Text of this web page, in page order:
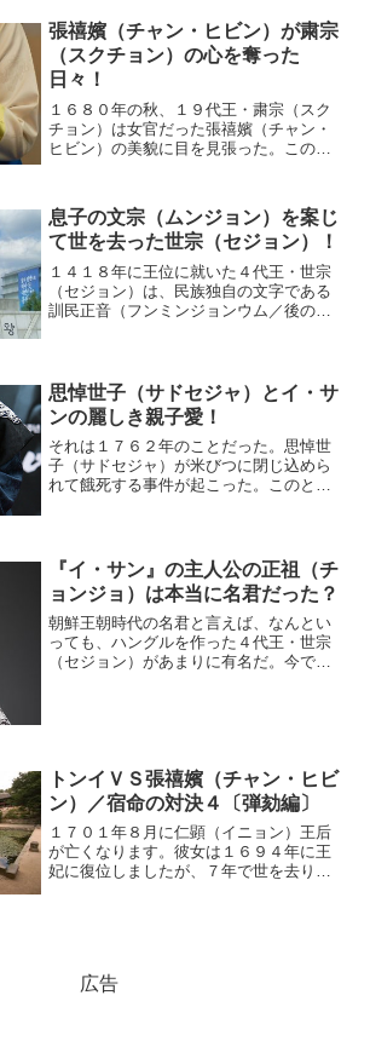
張禧嬪（チャン・ヒビン）が粛宗
（スクチョン）の心を奪った
日々！
１６８０年の秋、１９代王・粛宗（スク
チョン）は女官だった張禧嬪（チャン・
ヒビン）の美貌に目を見張った。この年
の心はすでに張禧嬪しか見えていなかっ
た。そのとき、粛宗が１９...
息子の文宗（ムンジョン）を案じ
て世を去った世宗（セジョン）！
１４１８年に王位に就いた４代王・世宗
（セジョン）は、民族独自の文字である
訓民正音（フンミンジョンウム／後のハ
思悼世子（サドセジャ）とイ・サ
ンの麗しき親子愛！
それは１７６２年のことだった。思悼世
子（サドセジャ）が米びつに閉じ込めら
れて餓死する事件が起こった。このと
か時代劇『イ・サン』の第１...
『イ・サン』の主人公の正祖（チ
ョンジョ）は本当に名君だった？
朝鮮王朝時代の名君と言えば、なんとい
っても、ハングルを作った４代王・世宗
（セジョン）があまりに有名だ。今でも
トンイＶＳ張禧嬪（チャン・ヒビ
ン）／宿命の対決４〔弾劾編〕
１７０１年８月に仁顕（イニョン）王后
が亡くなります。彼女は１６９４年に王
妃に復位しましたが、７年で世を去りま
広告